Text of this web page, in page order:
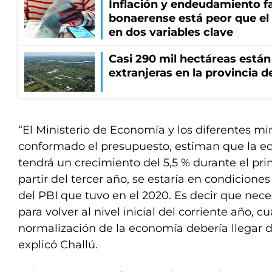
Inflación y endeudamiento
bonaerense está peor que
en dos variables clave
Casi 290 mil hectáreas
extranjeras en la provincia
“El Ministerio de Economía y los diferentes
conformado el presupuesto, estiman que la
tendrá un crecimiento del 5,5 % durante el
partir del tercer año, se estaría en
del PBI que tuvo en el 2020. Es decir que
para volver al nivel inicial del corriente año,
normalización de la economía debería llegar
explicó Challú.